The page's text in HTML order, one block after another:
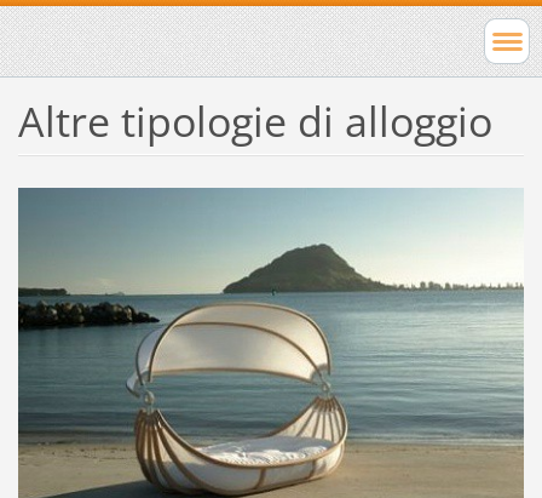
Altre tipologie di alloggio